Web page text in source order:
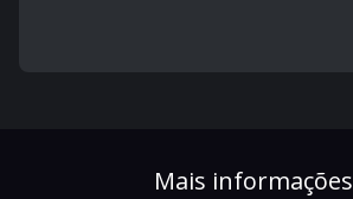
Mais informações